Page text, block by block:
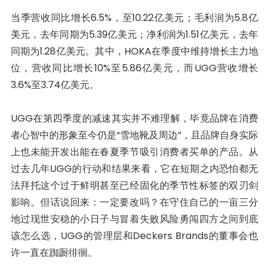
当季营收同比增长6.5%，至10.22亿美元；毛利润为5.8亿
美元，去年同期为5.39亿美元；净利润为1.51亿美元，去年
同期为1.28亿美元。其中，HOKA在季度中维持增长主力地
位，营收同比增长10%至5.86亿美元，而UGG营收增长
3.6%至3.74亿美元。
UGG在第四季度的减速其实并不难理解，毕竟品牌在消费
者心智中的形象至今仍是“雪地靴及周边”，且品牌自身实际
上也未能开发出能在春夏季节吸引消费者买单的产品。从
过去几年UGG的行动和结果来看，它在短期之内恐怕都无
法拜托这个过于鲜明甚至已经固化的季节性标签的双刃剑
影响。但话说回来：一定要改吗？在守住自己的一亩三分
地过现世安稳的小日子与冒着失败风险勇闯四方之间到底
该怎么选，UGG的管理层和Deckers Brands的董事会也
许一直在踟蹰徘徊。